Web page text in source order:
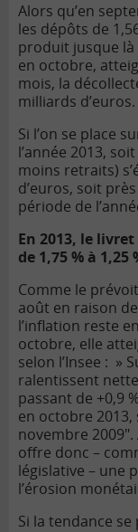
Alors qu’en
les dépôts de
produit jusque là
en octobre,
mois, la
milliards d’euros.
Si l’on se place
l’année 2013,
moins retraits)
d’euros, soit
période de
En 2013, le
de 1,75 % à
Comme le
août en raison
l’inflation reste
octobre, elle
selon l’Insee : »
ralentissent
passant de +0,9
en octobre
novembre
offre donc –
législative – une
l’érosion
Si la tendance